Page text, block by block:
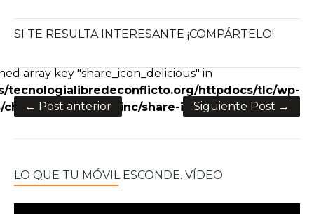
SI TE RESULTA INTERESANTE ¡COMPÁRTELO!
array key "share_icon_delicious" in
tecnologialibredeconflicto.org/httpdocs/tlc/wp-
framework/inc/share-icons.phpon line28
← Post anterior Siguiente Post →
LO QUE TU MÓVIL ESCONDE. VÍDEO